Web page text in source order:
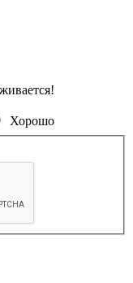
Хорошо